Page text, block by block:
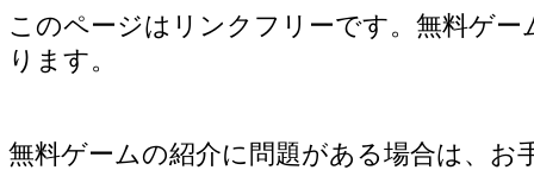
このページはリンクフリーです。無料ゲー
ります。
無料ゲームの紹介に問題がある場合は、お